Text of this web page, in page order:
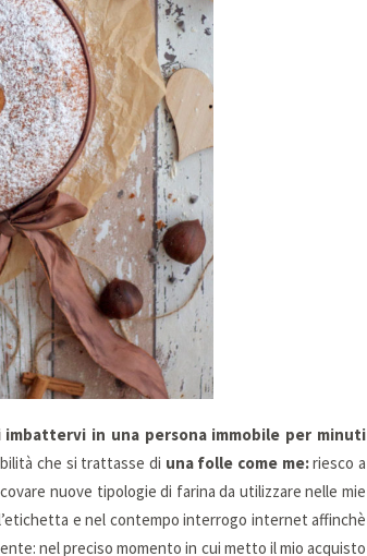
imbattervi in una persona immobile per minuti
che si trattasse di una folle come me:riesco a
nuove tipologie di farina da utilizzare nelle mie
e nel contempo interrogo internet affinchè
nel preciso momento in cui metto il mio acquisto